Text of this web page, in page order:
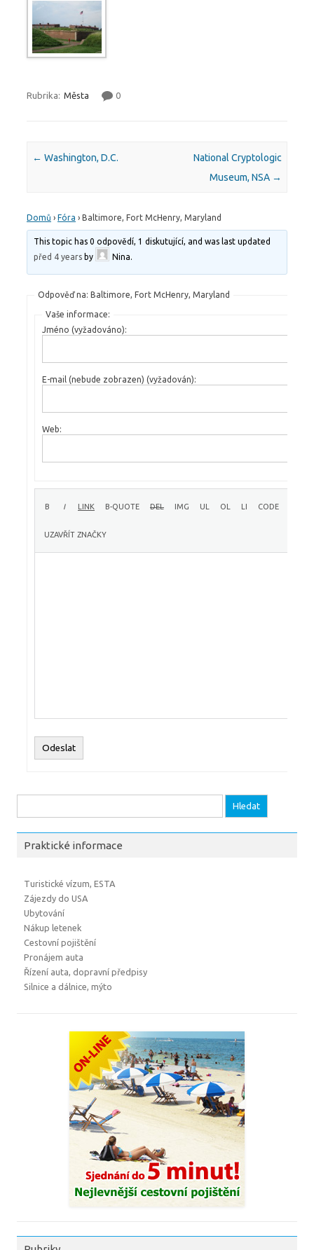
Rubrika: Města 0
Post navigation
← Washington, D.C.
National Cryptologic
Museum, NSA →
Domů › Fóra › Baltimore, Fort McHenry, Maryland
This topic has 0 odpovědí, 1 diskutující, and was last updated
před 4 years by Nina.
Odpověď na: Baltimore, Fort McHenry, Maryland
Vaše informace:
Jméno (vyžadováno):
E-mail (nebude zobrazen) (vyžadován):
Web:
Odeslat
Praktické informace
Turistické vízum, ESTA
Zájezdy do USA
Ubytování
Nákup letenek
Cestovní pojištění
Pronájem auta
Řízení auta, dopravní předpisy
Silnice a dálnice, mýto